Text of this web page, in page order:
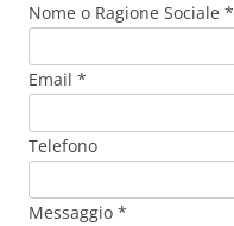
Nome o Ragione Sociale *
Email *
Telefono
Messaggio *